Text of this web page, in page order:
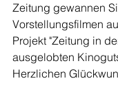
Zeitung gewannen
Vorstellungsfilmen
Projekt "Zeitung in
ausgelobten
Herzlichen